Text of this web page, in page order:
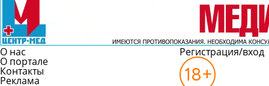
О нас
О портале
Контакты
Реклама
Регистрация/вход